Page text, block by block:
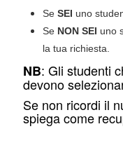
Se SEI uno
Se NON SEI uno
la tua richiesta.
NB: Gli studenti
devono
Se non ricordi il
spiega come